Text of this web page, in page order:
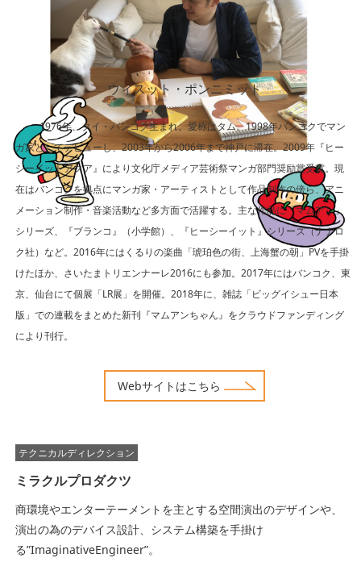
ウィスット・ポンニミット
1976年、タイ・バンコク生まれ。愛称はタム。1998年バンコクでマン
ガ家としてデビューし、2003年から2006年まで神戸に滞在。2009年『ヒー
シーイットアクア』により文化庁メディア芸術祭マンガ部門奨励賞受賞。現
在はバンコクを拠点にマンガ家・アーティストとして作品制作の傍ら、アニ
メーション制作・音楽活動など多方面で活躍する。主な作品に「マムアン」
シリーズ、『ブランコ』（小学館）、『ヒーシーイット』シリーズ（ナナロ
ク社）など。2016年にはくるりの楽曲「琥珀色の街、上海蟹の朝」PVを手掛
けたほか、さいたまトリエンナーレ2016にも参加。2017年にはバンコク、東
京、仙台にて個展「LR展」を開催。2018年に、雑誌「ビッグイシュー日本
版」での連載をまとめた新刊『マムアンちゃん』をクラウドファンディング
により刊行。
Webサイトはこちら
テクニカルディレクション
ミラクルプロダクツ
商環境やエンターテーメントを主とする空間演出のデザインや、
演出の為のデバイス設計、システム構築を手掛け
る”ImaginativeEngineer”。